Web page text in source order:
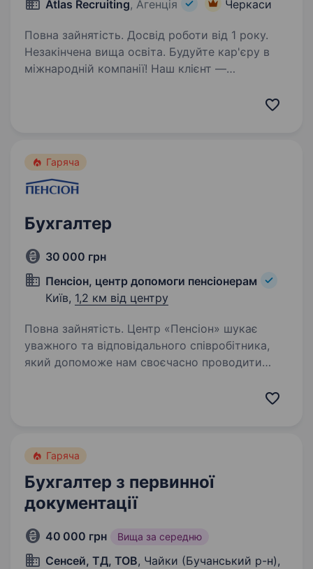
Atlas Recruiting, Агенція Черкаси
Повна зайнятість. Досвід роботи від 1 року.
Незакінчена вища освіта. Будуйте кар'єру в
міжнародній компанії! Наш клієнт —
на транспортній логістиці у США. Ми шукаємо
Гаряча
Бухгалтер
30 000 грн
Пенсіон, центр допомоги пенсіонерам
Київ, 1,2 км від центру
Повна зайнятість. Центр «Пенсіон» шукає
уважного та відповідального співробітника,
який допоможе нам своєчасно проводити
Гаряча
Бухгалтер з первинної
документації
40 000 грн Вища за середню
Сенсей, ТД, ТОВ, Чайки (Бучанський р-н),